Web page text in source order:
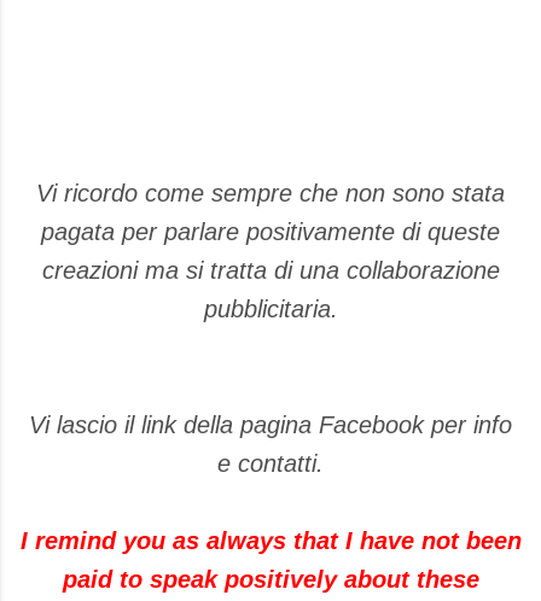
Vi ricordo come sempre che non sono stata
pagata per parlare positivamente di queste
creazioni ma si tratta di una collaborazione
pubblicitaria.
Vi lascio il link della pagina Facebook per info
e contatti.
I remind you as always that I have not been
paid to speak positively about these